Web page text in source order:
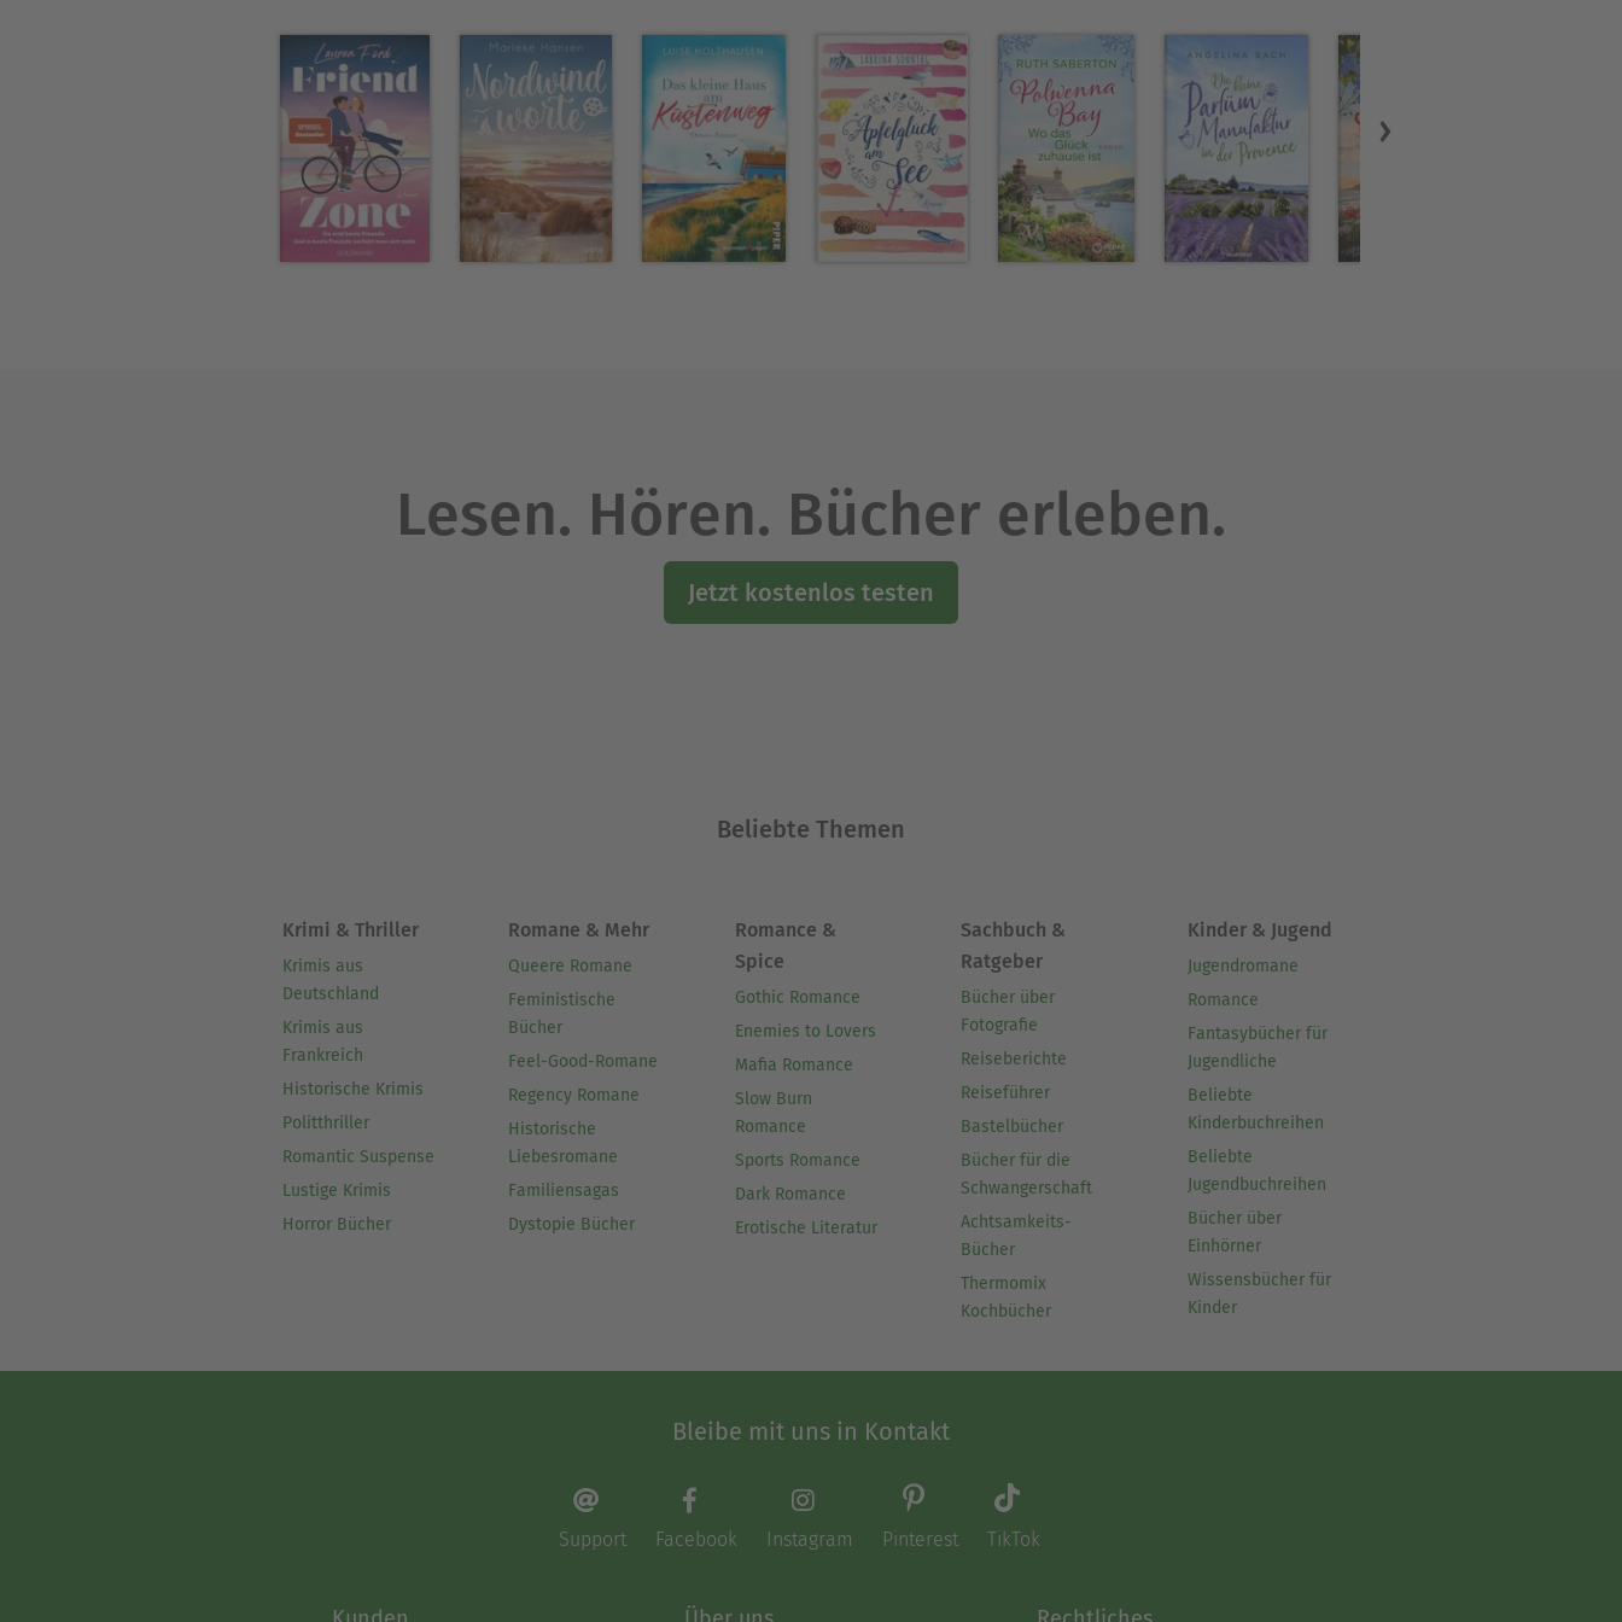
Lesen. Hören. Bücher erleben.
Jetzt kostenlos testen
Beliebte Themen
Krimi & Thriller
Krimis aus
Deutschland
Krimis aus
Frankreich
Historische Krimis
Politthriller
Romantic Suspense
Lustige Krimis
Horror Bücher
Romane & Mehr
Queere Romane
Feministische
Bücher
Feel-Good-Romane
Regency Romane
Historische
Liebesromane
Familiensagas
Dystopie Bücher
Romance &
Spice
Gothic Romance
Enemies to Lovers
Mafia Romance
Slow Burn
Romance
Sports Romance
Dark Romance
Erotische Literatur
Sachbuch &
Ratgeber
Bücher über
Fotografie
Reiseberichte
Reiseführer
Bastelbücher
Bücher für die
Schwangerschaft
Achtsamkeits-
Bücher
Thermomix
Kochbücher
Kinder & Jugend
Jugendromane
Romance
Fantasybücher für
Jugendliche
Beliebte
Kinderbuchreihen
Beliebte
Jugendbuchreihen
Bücher über
Einhörner
Wissensbücher für
Kinder
Bleibe mit uns in Kontakt
Support Facebook Instagram Pinterest TikTok